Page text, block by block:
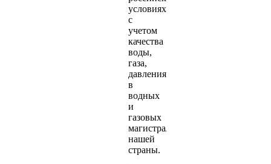
условиях
с
учетом
качества
воды,
газа,
давления
в
водных
и
газовых
магистралях
нашей
страны.